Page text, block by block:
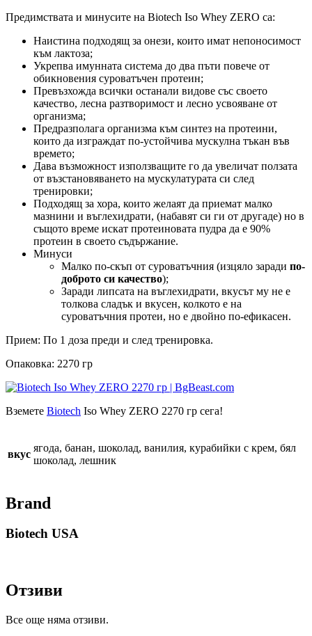
Предимствата и минусите на Biotech Iso Whey ZERO са:
Наистина подходящ за онези, които имат непоносимост
към лактоза;
Укрепва имунната система до два пъти повече от
обикновения суроватъчен протеин;
Превъзхожда всички останали видове със своето
качество, лесна разтворимост и лесно усвояване от
организма;
Предразполага организма към синтез на протеини,
които да изграждат по-устойчива мускулна тъкан във
времето;
Дава възможност използващите го да увеличат ползата
от възстановяването на мускулатурата си след
тренировки;
Подходящ за хора, които желаят да приемат малко
мазнини и въглехидрати, (набавят си ги от другаде) но в
същото време искат протеиновата пудра да е 90%
протеин в своето съдържание.
Минуси
Малко по-скъп от суроватъчния (изцяло заради по-
доброто си качество);
Заради липсата на въглехидрати, вкусът му не е
толкова сладък и вкусен, колкото е на
суроватъчния протеи, но е двойно по-ефикасен.
Прием: По 1 доза преди и след тренировка.
Опаковка: 2270 гр
Вземете Biotech Iso Whey ZERO 2270 гр сега!
вкус
ягода, банан, шоколад, ванилия, курабийки с крем, бял
шоколад, лешник
Brand
Biotech USA
Отзиви
Все още няма отзиви.